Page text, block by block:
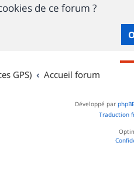
de ce forum ?
GPS) Accueil forum
Développé par
Traduction